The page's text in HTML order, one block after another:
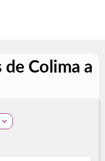
Colima a
expand_more